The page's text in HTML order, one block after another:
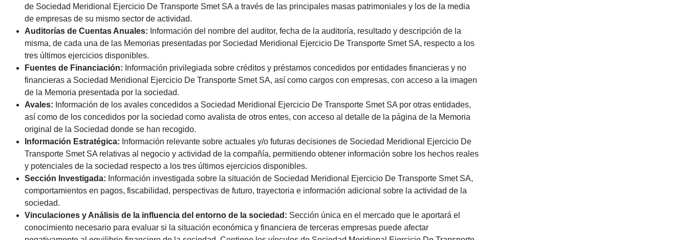
de Sociedad Meridional Ejercicio De Transporte Smet SA a través de las principales masas patrimoniales y los de la media
de empresas de su mismo sector de actividad.
Auditorías de Cuentas Anuales: Información del nombre del auditor, fecha de la auditoría, resultado y descripción de la
misma, de cada una de las Memorias presentadas por Sociedad Meridional Ejercicio De Transporte Smet SA, respecto a los
tres últimos ejercicios disponibles.
Fuentes de Financiación: Información privilegiada sobre créditos y préstamos concedidos por entidades financieras y no
financieras a Sociedad Meridional Ejercicio De Transporte Smet SA, así como cargos con empresas, con acceso a la imagen
de la Memoria presentada por la sociedad.
Avales: Información de los avales concedidos a Sociedad Meridional Ejercicio De Transporte Smet SA por otras entidades,
así como de los concedidos por la sociedad como avalista de otros entes, con acceso al detalle de la página de la Memoria
original de la Sociedad donde se han recogido.
Información Estratégica: Información relevante sobre actuales y/o futuras decisiones de Sociedad Meridional Ejercicio De
Transporte Smet SA relativas al negocio y actividad de la compañía, permitiendo obtener información sobre los hechos reales
y potenciales de la sociedad respecto a los tres últimos ejercicios disponibles.
Sección Investigada: Información investigada sobre la situación de Sociedad Meridional Ejercicio De Transporte Smet SA,
comportamientos en pagos, fiscabilidad, perspectivas de futuro, trayectoria e información adicional sobre la actividad de la
sociedad.
Vinculaciones y Análisis de la influencia del entorno de la sociedad: Sección única en el mercado que le aportará el
conocimiento necesario para evaluar si la situación económica y financiera de terceras empresas puede afectar